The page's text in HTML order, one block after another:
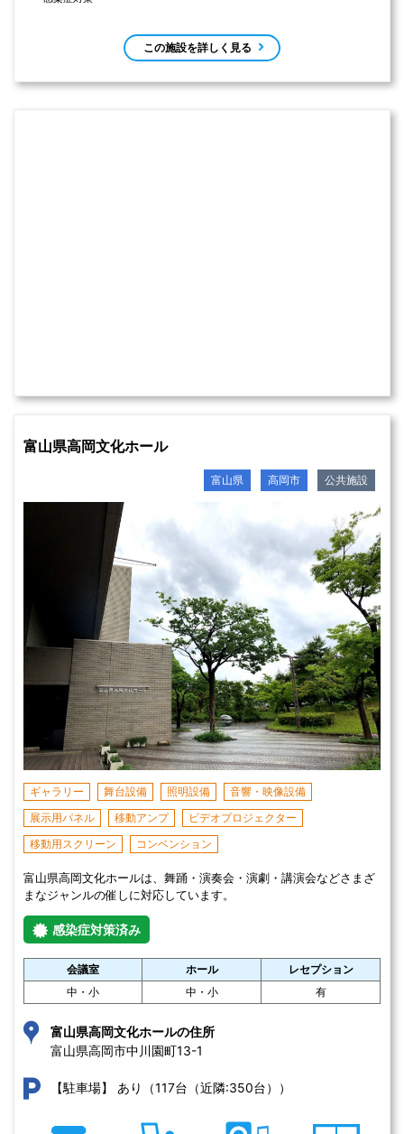
この施設を詳しく見る
富山県高岡文化ホール
富山県 高岡市 公共施設
ギャラリー 舞台設備 照明設備
音響・映像設備
展示用パネル
移動アンプ
ビデオプロジェクター
移動用スクリーン
コンベンション
富山県高岡文化ホールは、舞踊・演奏会・演劇・講演会などさまざ
まなジャンルの催しに対応しています。
感染症対策済み
会議室 ホール
レセプション
中・小
中・小 有
富山県高岡文化ホールの住所
富山県高岡市中川園町13-1
【駐車場】 あり（117台（近隣:350台））